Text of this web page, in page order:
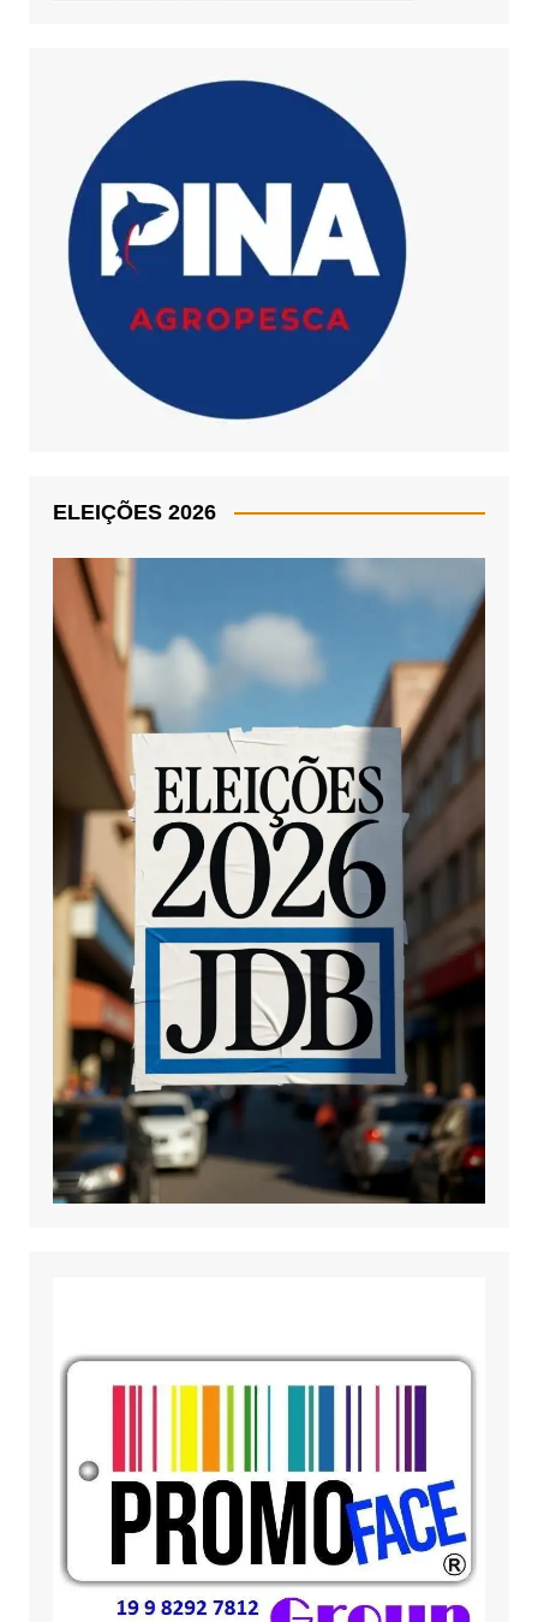
ELEIÇÕES 2026